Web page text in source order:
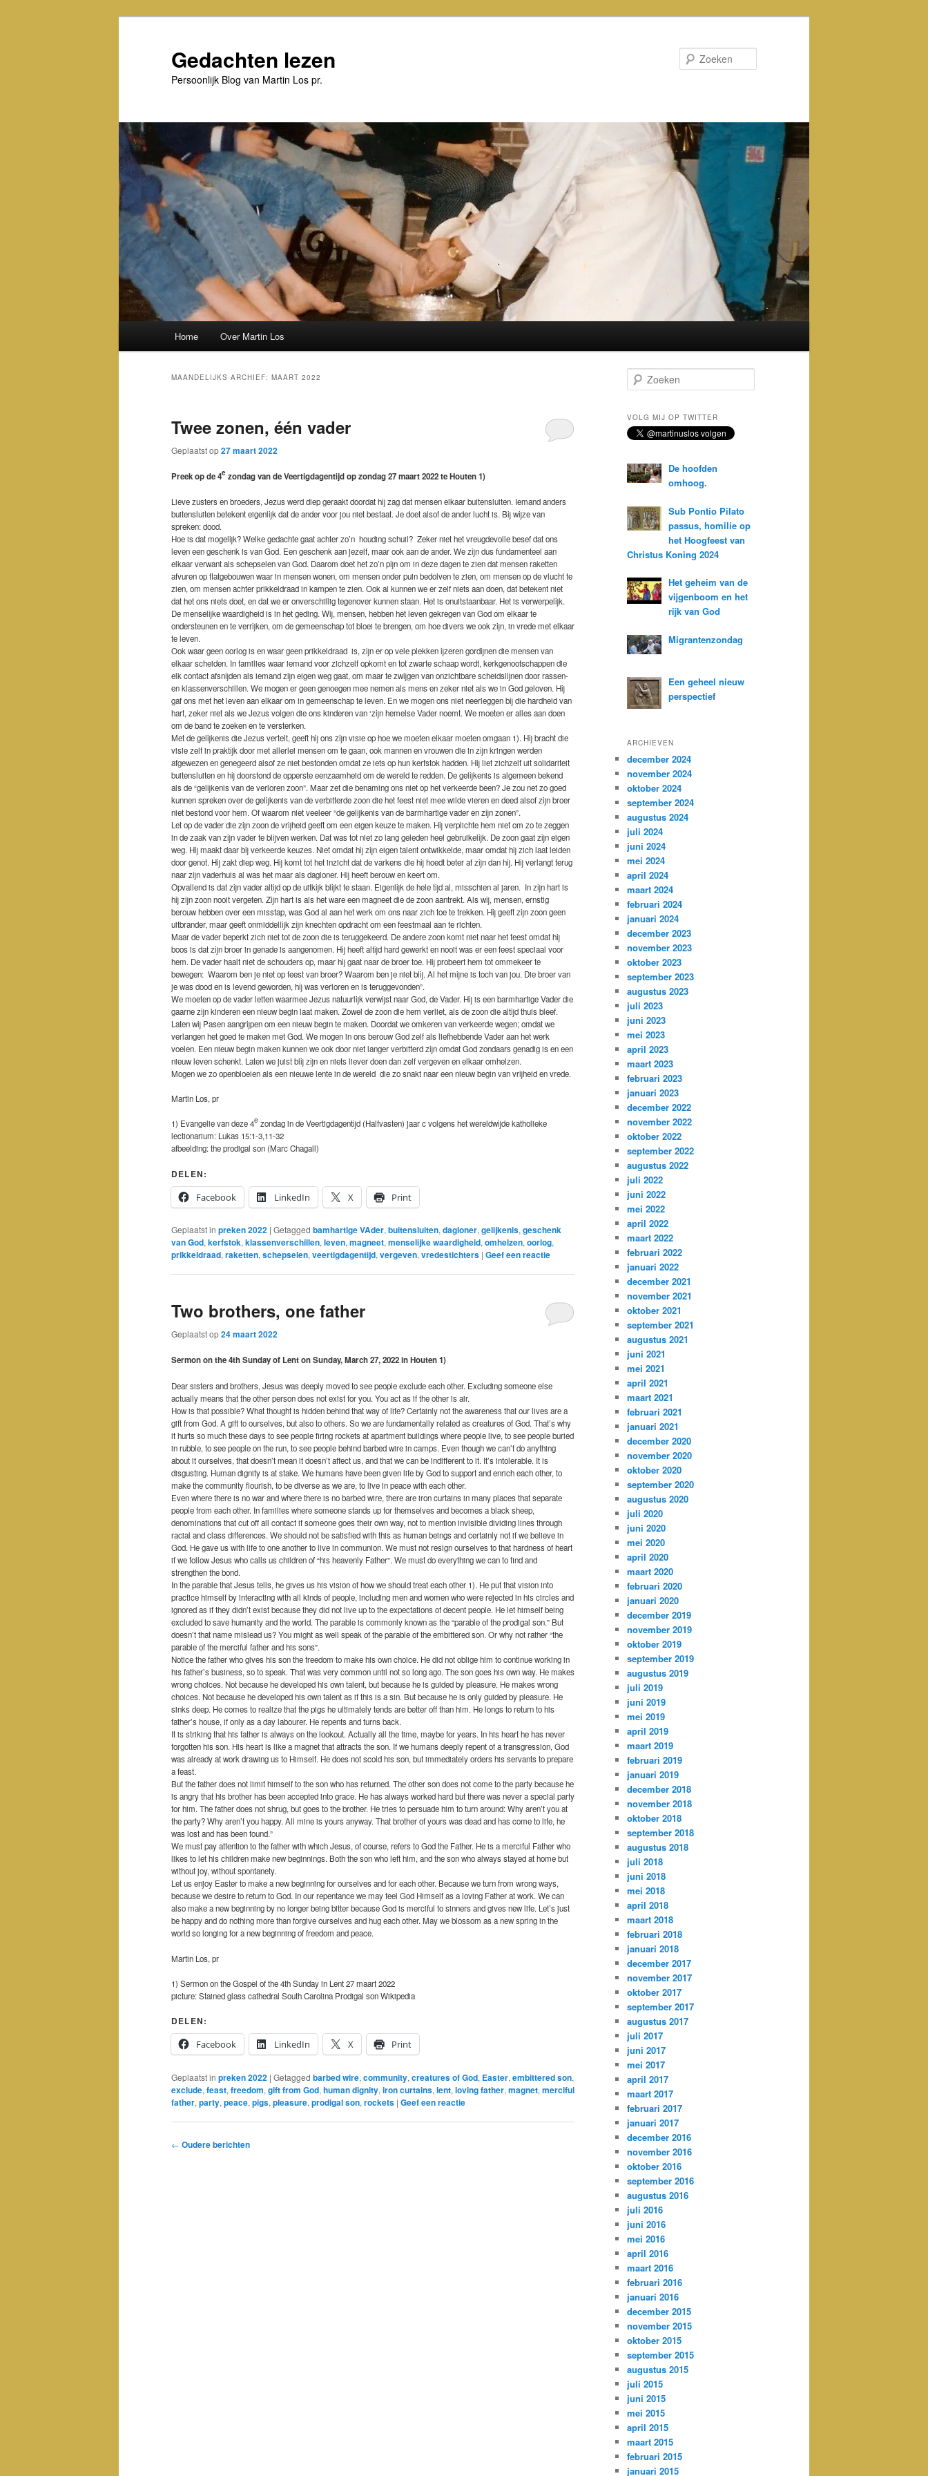
Gedachten lezen
Persoonlijk Blog van Martin Los pr.
Home Over Martin Los
MAANDELIJKS ARCHIEF: MAART 2022
Twee zonen, één vader
Geplaatst op27 maart 2022
Preek op de 4e zondag van de Veertigdagentijd op zondag 27 maart 2022 te Houten 1)
Lieve zusters en broeders, Jezus werd diep geraakt doordat hij zag dat mensen elkaar buitensluiten. Iemand anders
buitensluiten betekent eigenlijk dat de ander voor jou niet bestaat. Je doet alsof de ander lucht is. Bij wijze van
spreken: dood.
Hoe is dat mogelijk? Welke gedachte gaat achter zo’n houding schuil? Zeker niet het vreugdevolle besef dat ons
leven een geschenk is van God. Een geschenk aan jezelf, maar ook aan de ander. We zijn dus fundamenteel aan
elkaar verwant als schepselen van God. Daarom doet het zo’n pijn om in deze dagen te zien dat mensen raketten
afvuren op flatgebouwen waar in mensen wonen, om mensen onder puin bedolven te zien, om mensen op de vlucht te
zien, om mensen achter prikkeldraad in kampen te zien. Ook al kunnen we er zelf niets aan doen, dat betekent niet
dat het ons niets doet, en dat we er onverschillig tegenover kunnen staan. Het is onuitstaanbaar. Het is verwerpelijk.
De menselijke waardigheid is in het geding. Wij, mensen, hebben het leven gekregen van God om elkaar te
ondersteunen en te verrijken, om de gemeenschap tot bloei te brengen, om hoe divers we ook zijn, in vrede met elkaar
te leven.
Ook waar geen oorlog is en waar geen prikkeldraad is, zijn er op vele plekken ijzeren gordijnen die mensen van
elkaar scheiden. In families waar iemand voor zichzelf opkomt en tot zwarte schaap wordt, kerkgenootschappen die
elk contact afsnijden als iemand zijn eigen weg gaat, om maar te zwijgen van onzichtbare scheidslijnen door rassen-
en klassenverschillen. We mogen er geen genoegen mee nemen als mens en zeker niet als we in God geloven. Hij
gaf ons met het leven aan elkaar om in gemeenschap te leven. En we mogen ons niet neerleggen bij die hardheid van
hart, zeker niet als we Jezus volgen die ons kinderen van ‘zijn hemelse Vader noemt. We moeten er alles aan doen
om de band te zoeken en te versterken.
Met de gelijkenis die Jezus vertelt, geeft hij ons zijn visie op hoe we moeten elkaar moeten omgaan 1). Hij bracht die
visie zelf in praktijk door met allerlei mensen om te gaan, ook mannen en vrouwen die in zijn kringen werden
afgewezen en genegeerd alsof ze niet bestonden omdat ze iets op hun kerfstok hadden. Hij liet zichzelf uit solidariteit
buitensluiten en hij doorstond de opperste eenzaamheid om de wereld te redden. De gelijkenis is algemeen bekend
als de “gelijkenis van de verloren zoon”. Maar zet die benaming ons niet op het verkeerde been? Je zou net zo goed
kunnen spreken over de gelijkenis van de verbitterde zoon die het feest niet mee wilde vieren en deed alsof zijn broer
niet bestond voor hem. Of waarom niet veeleer “de gelijkenis van de barmhartige vader en zijn zonen”.
Let op de vader die zijn zoon de vrijheid geeft om een eigen keuze te maken. Hij verplichte hem niet om zo te zeggen
in de zaak van zijn vader te blijven werken. Dat was tot niet zo lang geleden heel gebruikelijk. De zoon gaat zijn eigen
weg. Hij maakt daar bij verkeerde keuzes. Niet omdat hij zijn eigen talent ontwikkelde, maar omdat hij zich laat leiden
door genot. Hij zakt diep weg. Hij komt tot het inzicht dat de varkens die hij hoedt beter af zijn dan hij. Hij verlangt terug
naar zijn vaderhuis al was het maar als dagloner. Hij heeft berouw en keert om.
Opvallend is dat zijn vader altijd op de uitkijk blijkt te staan. Eigenlijk de hele tijd al, misschien al jaren. In zijn hart is
hij zijn zoon nooit vergeten. Zijn hart is als het ware een magneet die de zoon aantrekt. Als wij, mensen, ernstig
berouw hebben over een misstap, was God al aan het werk om ons naar zich toe te trekken. Hij geeft zijn zoon geen
uitbrander, maar geeft onmiddellijk zijn knechten opdracht om een feestmaal aan te richten.
Maar de vader beperkt zich niet tot de zoon die is teruggekeerd. De andere zoon komt niet naar het feest omdat hij
boos is dat zijn broer in genade is aangenomen. Hij heeft altijd hard gewerkt en nooit was er een feest speciaal voor
hem. De vader haalt niet de schouders op, maar hij gaat naar de broer toe. Hij probeert hem tot ommekeer te
bewegen: Waarom ben je niet op feest van broer? Waarom ben je niet blij. Al het mijne is toch van jou. Die broer van
je was dood en is levend geworden, hij was verloren en is teruggevonden”.
We moeten op de vader letten waarmee Jezus natuurlijk verwijst naar God, de Vader. Hij is een barmhartige Vader die
gaarne zijn kinderen een nieuw begin laat maken. Zowel de zoon die hem verliet, als de zoon die altijd thuis bleef.
Laten wij Pasen aangrijpen om een nieuw begin te maken. Doordat we omkeren van verkeerde wegen; omdat we
verlangen het goed te maken met God. We mogen in ons berouw God zelf als liefhebbende Vader aan het werk
voelen. Een nieuw begin maken kunnen we ook door niet langer verbitterd zijn omdat God zondaars genadig is en een
nieuw leven schenkt. Laten we juist blij zijn en niets liever doen dan zelf vergeven en elkaar omhelzen.
Mogen we zo openbloeien als een nieuwe lente in de wereld die zo snakt naar een nieuw begin van vrijheid en vrede.
Martin Los, pr
1) Evangelie van deze 4e zondag in de Veertigdagentijd (Halfvasten) jaar c volgens het wereldwijde katholieke
lectionarium: Lukas 15:1-3,11-32
afbeelding: the prodigal son (Marc Chagall)
DELEN:
Facebook
LinkedIn X Print
Geplaatst in preken 2022 | Getagged bamhartige VAder, buitensluiten, dagloner, gelijkenis, geschenk
van God, kerfstok, klassenverschillen, leven, magneet, menselijke waardigheid, omhelzen, oorlog,
prikkeldraad, raketten, schepselen, veertigdagentijd, vergeven, vredestichters | Geef een reactie
Two brothers, one father
Geplaatst op24 maart 2022
Sermon on the 4th Sunday of Lent on Sunday, March 27, 2022 in Houten 1)
Dear sisters and brothers, Jesus was deeply moved to see people exclude each other. Excluding someone else
actually means that the other person does not exist for you. You act as if the other is air.
How is that possible? What thought is hidden behind that way of life? Certainly not the awareness that our lives are a
gift from God. A gift to ourselves, but also to others. So we are fundamentally related as creatures of God. That’s why
it hurts so much these days to see people firing rockets at apartment buildings where people live, to see people buried
in rubble, to see people on the run, to see people behind barbed wire in camps. Even though we can’t do anything
about it ourselves, that doesn’t mean it doesn’t affect us, and that we can be indifferent to it. It’s intolerable. It is
disgusting. Human dignity is at stake. We humans have been given life by God to support and enrich each other, to
make the community flourish, to be diverse as we are, to live in peace with each other.
Even where there is no war and where there is no barbed wire, there are iron curtains in many places that separate
people from each other. In families where someone stands up for themselves and becomes a black sheep,
denominations that cut off all contact if someone goes their own way, not to mention invisible dividing lines through
racial and class differences. We should not be satisfied with this as human beings and certainly not if we believe in
God. He gave us with life to one another to live in communion. We must not resign ourselves to that hardness of heart
if we follow Jesus who calls us children of “his heavenly Father”. We must do everything we can to find and
strengthen the bond.
In the parable that Jesus tells, he gives us his vision of how we should treat each other 1). He put that vision into
practice himself by interacting with all kinds of people, including men and women who were rejected in his circles and
ignored as if they didn’t exist because they did not live up to the expectations of decent people. He let himself being
excluded to save humanity and the world. The parable is commonly known as the “parable of the prodigal son.” But
doesn’t that name mislead us? You might as well speak of the parable of the embittered son. Or why not rather “the
parable of the merciful father and his sons”.
Notice the father who gives his son the freedom to make his own choice. He did not oblige him to continue working in
his father’s business, so to speak. That was very common until not so long ago. The son goes his own way. He makes
wrong choices. Not because he developed his own talent, but because he is guided by pleasure. He makes wrong
choices. Not because he developed his own talent as if this is a sin. But because he is only guided by pleasure. He
sinks deep. He comes to realize that the pigs he ultimately tends are better off than him. He longs to return to his
father’s house, if only as a day labourer. He repents and turns back.
It is striking that his father is always on the lookout. Actually all the time, maybe for years. In his heart he has never
forgotten his son. His heart is like a magnet that attracts the son. If we humans deeply repent of a transgression, God
was already at work drawing us to Himself. He does not scold his son, but immediately orders his servants to prepare
a feast.
But the father does not limit himself to the son who has returned. The other son does not come to the party because he
is angry that his brother has been accepted into grace. He has always worked hard but there was never a special party
for him. The father does not shrug, but goes to the brother. He tries to persuade him to turn around: Why aren’t you at
the party? Why aren’t you happy. All mine is yours anyway. That brother of yours was dead and has come to life, he
was lost and has been found.”
We must pay attention to the father with which Jesus, of course, refers to God the Father. He is a merciful Father who
likes to let his children make new beginnings. Both the son who left him, and the son who always stayed at home but
without joy, without spontanety.
Let us enjoy Easter to make a new beginning for ourselves and for each other. Because we turn from wrong ways,
because we desire to return to God. In our repentance we may feel God Himself as a loving Father at work. We can
also make a new beginning by no longer being bitter because God is merciful to sinners and gives new life. Let’s just
be happy and do nothing more than forgive ourselves and hug each other. May we blossom as a new spring in the
world so longing for a new beginning of freedom and peace.
Martin Los, pr
1) Sermon on the Gospel of the 4th Sunday in Lent 27 maart 2022
picture: Stained glass cathedral South Carolina Prodigal son Wikipedia
DELEN:
Facebook
LinkedIn X Print
Geplaatst in preken 2022 | Getagged barbed wire, community, creatures of God, Easter, embittered son,
exclude, feast, freedom, gift from God, human dignity, iron curtains, lent, loving father, magnet, merciful
father, party, peace, pigs, pleasure, prodigal son, rockets | Geef een reactie
Bericht
← Oudere berichten
o
k
e
n
VOLG MIJ OP TWITTER
De hoofden
omhoog.
Sub Pontio Pilato
passus, homilie op
het Hoogfeest van
Christus Koning 2024
Het geheim van de
vijgenboom en het
rijk van God
Migrantenzondag
Een geheel nieuw
perspectief
ARCHIEVEN
december 2024
november 2024
oktober 2024
september 2024
augustus 2024
juli 2024
juni 2024
mei 2024
april 2024
maart 2024
februari 2024
januari 2024
december 2023
november 2023
oktober 2023
september 2023
augustus 2023
juli 2023
juni 2023
mei 2023
april 2023
maart 2023
februari 2023
januari 2023
december 2022
november 2022
oktober 2022
september 2022
augustus 2022
juli 2022
juni 2022
mei 2022
april 2022
maart 2022
februari 2022
januari 2022
december 2021
november 2021
oktober 2021
september 2021
augustus 2021
juni 2021
mei 2021
april 2021
maart 2021
februari 2021
januari 2021
december 2020
november 2020
oktober 2020
september 2020
augustus 2020
juli 2020
juni 2020
mei 2020
april 2020
maart 2020
februari 2020
januari 2020
december 2019
november 2019
oktober 2019
september 2019
augustus 2019
juli 2019
juni 2019
mei 2019
april 2019
maart 2019
februari 2019
januari 2019
december 2018
november 2018
oktober 2018
september 2018
augustus 2018
juli 2018
juni 2018
mei 2018
april 2018
maart 2018
februari 2018
januari 2018
december 2017
november 2017
oktober 2017
september 2017
augustus 2017
juli 2017
juni 2017
mei 2017
april 2017
maart 2017
februari 2017
januari 2017
december 2016
november 2016
oktober 2016
september 2016
augustus 2016
juli 2016
juni 2016
mei 2016
april 2016
maart 2016
februari 2016
januari 2016
december 2015
november 2015
oktober 2015
september 2015
augustus 2015
juli 2015
juni 2015
mei 2015
april 2015
maart 2015
februari 2015
januari 2015